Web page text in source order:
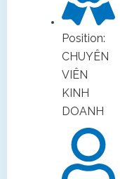
Position:
CHUYÊN
VIÊN
KINH
DOANH